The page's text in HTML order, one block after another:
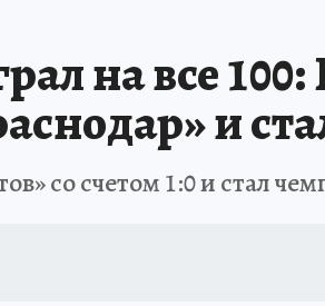
на все
и
со счетом 1:0 и стал